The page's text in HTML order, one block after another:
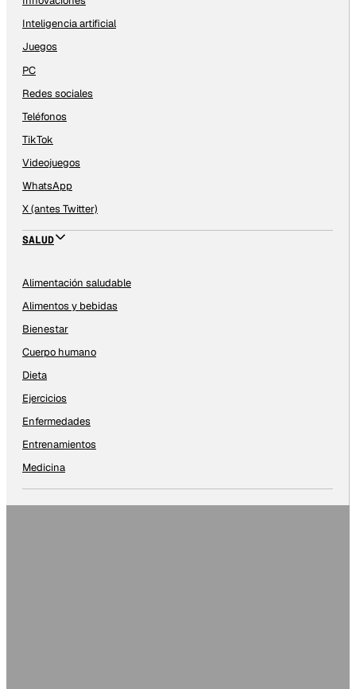
Inteligencia artificial
Juegos
PC
Redes sociales
Teléfonos
TikTok
Videojuegos
WhatsApp
X (antes Twitter)
SALUD
Alimentación saludable
Alimentos y bebidas
Bienestar
Cuerpo humano
Dieta
Ejercicios
Enfermedades
Entrenamientos
Medicina